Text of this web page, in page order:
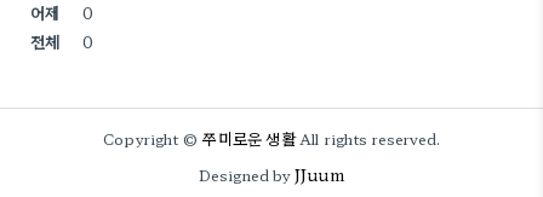
어제
0
전체
0
Copyright ©쭈미로운 생활All rights reserved.
Designed byJJuum